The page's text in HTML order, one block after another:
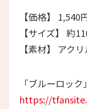
【価格】 1,540
【サイズ】 約
【素材】 アク
「ブルーロッ
https://